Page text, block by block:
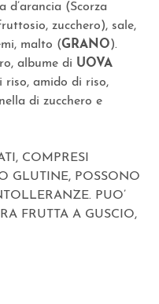
d’arancia (Scorza
zucchero), sale,
malto (GRANO).
albume di UOVA
riso, amido di riso,
di zucchero e
COMPRESI
GLUTINE, POSSONO
PUO’
FRUTTA A GUSCIO,